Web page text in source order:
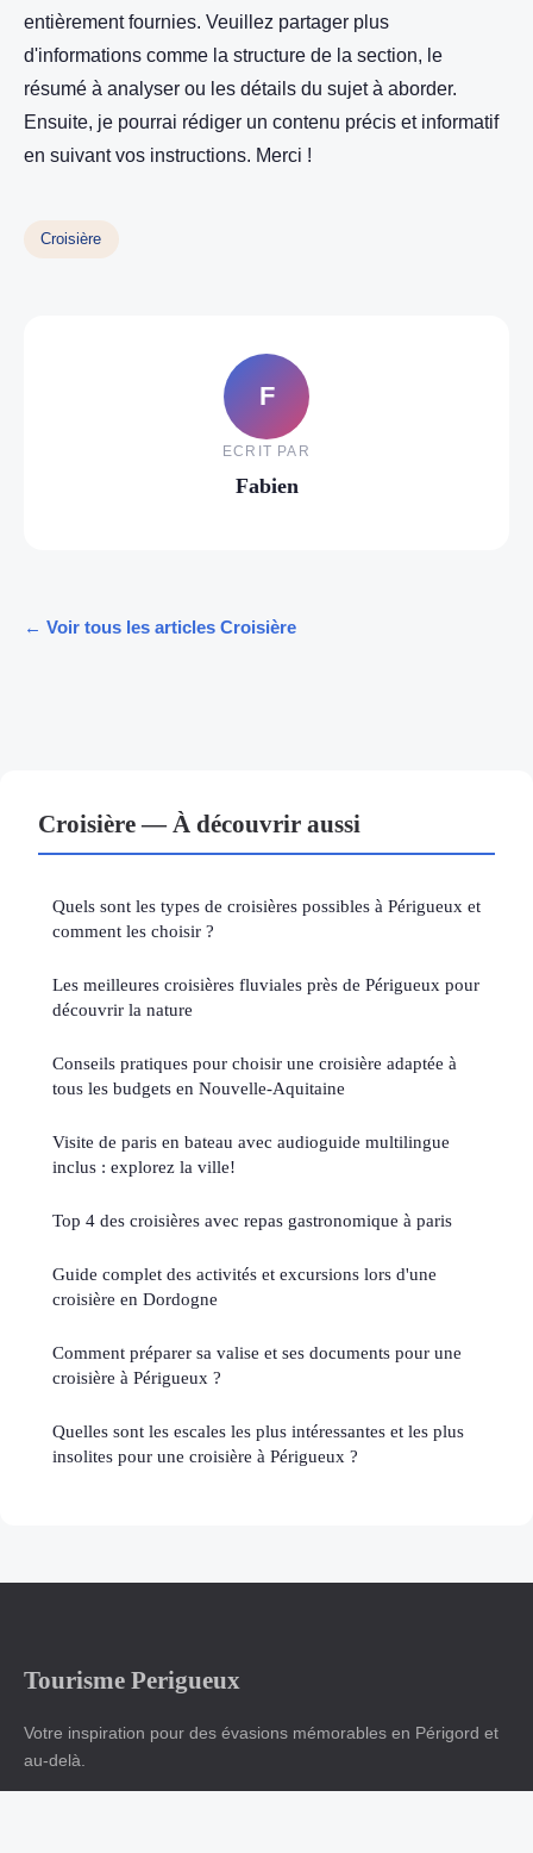
entièrement fournies. Veuillez partager plus
d'informations comme la structure de la section, le
résumé à analyser ou les détails du sujet à aborder.
Ensuite, je pourrai rédiger un contenu précis et informatif
en suivant vos instructions. Merci !
Croisière
F
ECRIT PAR
Fabien
← Voir tous les articles Croisière
Croisière — À découvrir aussi
Quels sont les types de croisières possibles à Périgueux et
comment les choisir ?
Les meilleures croisières fluviales près de Périgueux pour
découvrir la nature
Conseils pratiques pour choisir une croisière adaptée à
tous les budgets en Nouvelle-Aquitaine
Visite de paris en bateau avec audioguide multilingue
inclus : explorez la ville!
Top 4 des croisières avec repas gastronomique à paris
Guide complet des activités et excursions lors d'une
croisière en Dordogne
Comment préparer sa valise et ses documents pour une
croisière à Périgueux ?
Quelles sont les escales les plus intéressantes et les plus
insolites pour une croisière à Périgueux ?
Tourisme Perigueux
Votre inspiration pour des évasions mémorables en Périgord et
au-delà.